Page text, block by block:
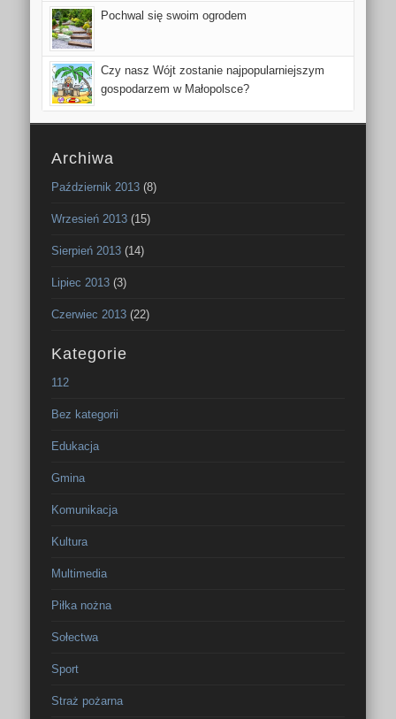
Pochwal się swoim ogrodem
Czy nasz Wójt zostanie najpopularniejszym
gospodarzem w Małopolsce?
Archiwa
Październik 2013 (8)
Wrzesień 2013 (15)
Sierpień 2013 (14)
Lipiec 2013 (3)
Czerwiec 2013 (22)
Kategorie
112
Bez kategorii
Edukacja
Gmina
Komunikacja
Kultura
Multimedia
Piłka nożna
Sołectwa
Sport
Straż pożarna